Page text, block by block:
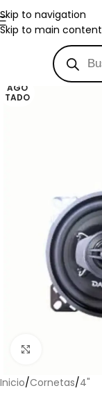
Skip to navigation
Skip to main content
AGO
TADO
Inicio/Cornetas/4"